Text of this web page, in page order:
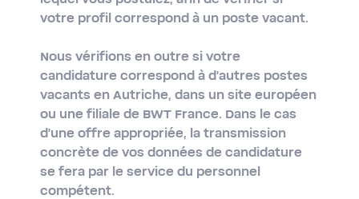
votre profil correspond à un poste vacant.
Nous vérifions en outre si votre
candidature correspond à d'autres postes
vacants en Autriche, dans un site européen
ou une filiale de BWT France. Dans le cas
d'une offre appropriée, la transmission
concrète de vos données de candidature
se fera par le service du personnel
compétent.